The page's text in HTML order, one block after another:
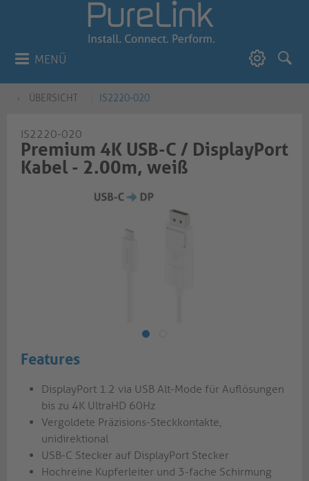
MENÜ
ÜBERSICHT IS2220-020
IS2220-020
Premium 4K USB-C / DisplayPort
Kabel - 2.00m, weiß
Features
DisplayPort 1.2 via USB Alt-Mode für Auflösungen
bis zu 4K UltraHD 60Hz
Vergoldete Präzisions-Steckkontakte,
unidirektional
USB-C Stecker auf DisplayPort Stecker
Hochreine Kupferleiter und 3-fache Schirmung